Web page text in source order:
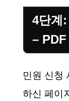
4단계
–
민원 신청
하신 페이